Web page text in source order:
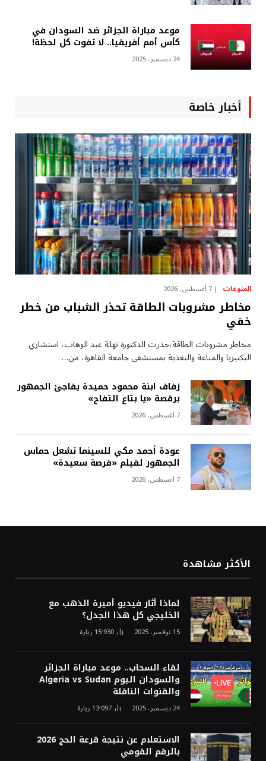
موعد مباراة الجزائر ضد السودان في
كأس أمم أفريقيا.. لا تفوت كل لحظة!
24 ديسمبر، 2025
أخبار خاصة
المنوعات 7 أغسطس، 2026
مخاطر مشروبات الطاقة تحذر الشباب من خطر
خفي
مخاطر مشروبات الطاقة،حذرت الدكتورة نهلة عبد الوهاب، استشاري
البكتيريا والمناعة والتغذية بمستشفى جامعة القاهرة، من…
زفاف ابنة محمود حميدة يفاجئ الجمهور
برقصة «يا بتاع التفاح»
7 أغسطس، 2026
عودة أحمد مكي للسينما تشعل حماس
الجمهور لفيلم «فرصة سعيدة»
7 أغسطس، 2026
الأكثر مشاهدة
لماذا أثار فيديو أميرة الذهب مع
الخليجي كل هذا الجدل؟
15 نوفمبر، 2025 15٬930 زيارة
لقاء السحاب.. موعد مباراة الجزائر
والسودان اليوم Algeria vs Sudan
والقنوات الناقلة
24 ديسمبر، 2025 13٬097 زيارة
الاستعلام عن نتيجة قرعة الحج 2026
بالرقم القومي